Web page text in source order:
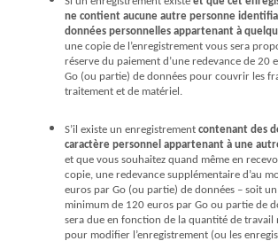
ne contient aucune autre personne
données personnelles appartenant à
une copie de l’enregistrement vous sera
réserve du paiement d’une redevance de 20
Go (ou partie) de données pour couvrir les
traitement et de matériel.
S’il existe un enregistrement contenant des
caractère personnel appartenant à une
et que vous souhaitez quand même en
copie, une redevance supplémentaire d’au
euros par Go (ou partie) de données – soit un
minimum de 120 euros par Go ou partie de
sera due en fonction de la quantité de travail
pour modifier l’enregistrement (ou les